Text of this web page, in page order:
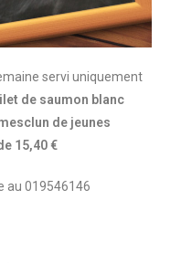
servi uniquement
de saumon blanc
de jeunes
15,40 €
au 019546146